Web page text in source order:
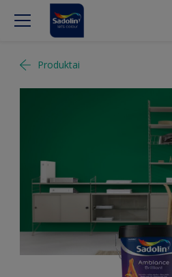
Produktai